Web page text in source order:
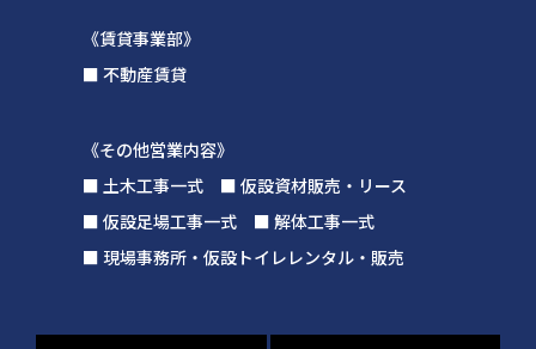
《賃貸事業部》
■ 不動産賃貸
《その他営業内容》
■ 土木工事一式 ■ 仮設資材販売・リース
■ 仮設足場工事一式 ■ 解体工事一式
■ 現場事務所・仮設トイレレンタル・販売